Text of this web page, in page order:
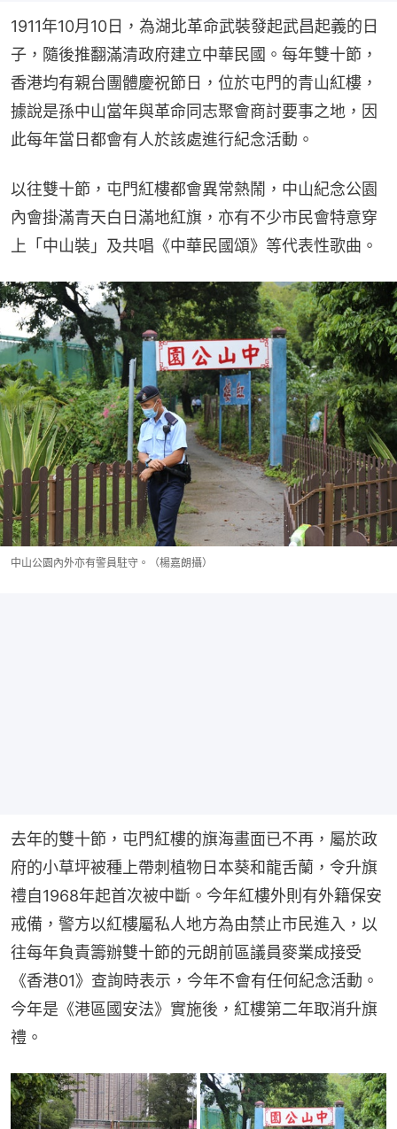
1911年10月10日，為湖北革命武裝發起武昌起義的日
子，隨後推翻滿清政府建立中華民國。每年雙十節，
香港均有親台團體慶祝節日，位於屯門的青山紅樓，
據說是孫中山當年與革命同志聚會商討要事之地，因
此每年當日都會有人於該處進行紀念活動。
以往雙十節，屯門紅樓都會異常熱鬧，中山紀念公園
內會掛滿青天白日滿地紅旗，亦有不少市民會特意穿
上「中山裝」及共唱《中華民國頌》等代表性歌曲。
中山公園內外亦有警員駐守。（楊嘉朗攝）
去年的雙十節，屯門紅樓的旗海畫面已不再，屬於政
府的小草坪被種上帶刺植物日本葵和龍舌蘭，令升旗
禮自1968年起首次被中斷。今年紅樓外則有外籍保安
戒備，警方以紅樓屬私人地方為由禁止市民進入，以
往每年負責籌辦雙十節的元朗前區議員麥業成接受
《香港01》查詢時表示，今年不會有任何紀念活動。
今年是《港區國安法》實施後，紅樓第二年取消升旗
禮。